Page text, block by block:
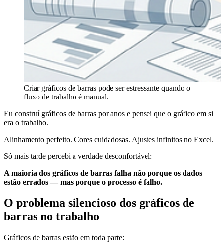
Criar gráficos de barras pode ser estressante quando o
fluxo de trabalho é manual.
Eu construí gráficos de barras por anos e pensei que o gráfico em si
era o trabalho.
Alinhamento perfeito. Cores cuidadosas. Ajustes infinitos no Excel.
Só mais tarde percebi a verdade desconfortável:
A maioria dos gráficos de barras falha não porque os dados
estão errados — mas porque o processo é falho.
O problema silencioso dos gráficos de
barras no trabalho
Gráficos de barras estão em toda parte: